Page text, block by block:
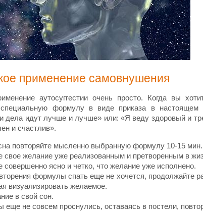
применение самовнушения
аутосуггестии очень просто. Когда вы
формулу в виде приказа в настоящем
дела идут лучше и лучше» или: «Я веду здоровый и
и счастлив».
повторяйте мысленно выбранную формулу 10-15 мин.
свое желание уже реализованным и претворенным в
совершенно ясно и четко, что желание уже исполнено.
формулы спать еще не хочется, продолжайте
визуализировать желаемое.
в свой сон.
еще не совсем проснулись, оставаясь в постели,